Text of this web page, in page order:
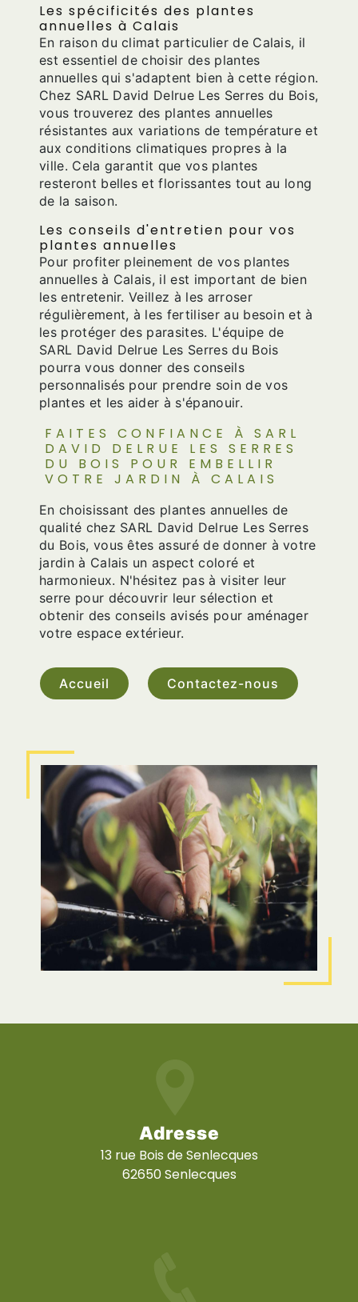
Les spécificités des plantes
annuelles à Calais
En raison du climat particulier de Calais, il
est essentiel de choisir des plantes
annuelles qui s'adaptent bien à cette région.
Chez SARL David Delrue Les Serres du Bois,
vous trouverez des plantes annuelles
résistantes aux variations de température et
aux conditions climatiques propres à la
ville. Cela garantit que vos plantes
resteront belles et florissantes tout au long
de la saison.
Les conseils d'entretien pour vos
plantes annuelles
Pour profiter pleinement de vos plantes
annuelles à Calais, il est important de bien
les entretenir. Veillez à les arroser
régulièrement, à les fertiliser au besoin et à
les protéger des parasites. L'équipe de
SARL David Delrue Les Serres du Bois
pourra vous donner des conseils
personnalisés pour prendre soin de vos
plantes et les aider à s'épanouir.
FAITES CONFIANCE À SARL
DAVID DELRUE LES SERRES
DU BOIS POUR EMBELLIR
VOTRE JARDIN À CALAIS
En choisissant des plantes annuelles de
qualité chez SARL David Delrue Les Serres
du Bois, vous êtes assuré de donner à votre
jardin à Calais un aspect coloré et
harmonieux. N'hésitez pas à visiter leur
serre pour découvrir leur sélection et
obtenir des conseils avisés pour aménager
votre espace extérieur.
Accueil Contactez-nous
Adresse
13 rue Bois de Senlecques
62650 Senlecques